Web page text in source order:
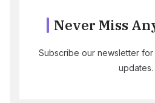
Never Miss
Subscribe our newsletter
updates.